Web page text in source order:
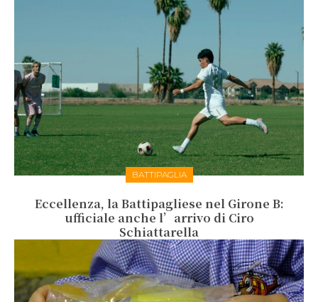
BATTIPAGLIA
Eccellenza, la Battipagliese nel Girone B:
ufficiale anche l’arrivo di Ciro
Schiattarella